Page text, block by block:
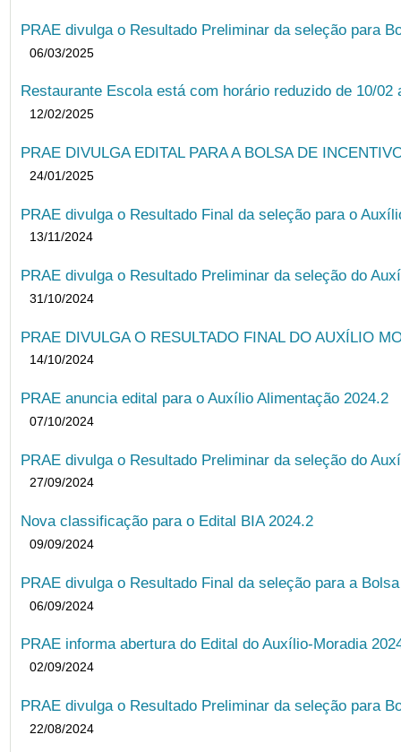
PRAE divulga o Resultado Preliminar da seleção para
06/03/2025
Restaurante Escola está com horário reduzido de 10/
12/02/2025
PRAE DIVULGA EDITAL PARA A BOLSA DE
24/01/2025
PRAE divulga o Resultado Final da seleção para o
13/11/2024
PRAE divulga o Resultado Preliminar da seleção do
31/10/2024
PRAE DIVULGA O RESULTADO FINAL DO AUXÍLIO
14/10/2024
PRAE anuncia edital para o Auxílio Alimentação 2024.2
07/10/2024
PRAE divulga o Resultado Preliminar da seleção do
27/09/2024
Nova classificação para o Edital BIA 2024.2
09/09/2024
PRAE divulga o Resultado Final da seleção para a
06/09/2024
PRAE informa abertura do Edital do Auxílio-Moradia
02/09/2024
PRAE divulga o Resultado Preliminar da seleção para
22/08/2024